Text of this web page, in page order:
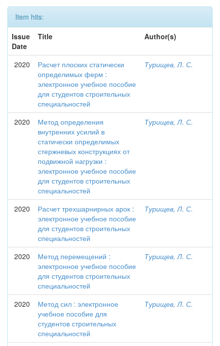
Item hits:
Issue
Date
Title Author(s)
2020
Расчет плоских статически
определимых ферм :
электронное учебное пособие
для студентов строительных
специальностей
Турищев, Л. С.
2020
Метод определения
внутренних усилий в
статически определимых
стержневых конструкциях от
подвижной нагрузки :
электронное учебное пособие
для студентов строительных
специальностей
Турищев, Л. С.
2020
Расчет трехшарнирных арок :
электронное учебное пособие
для студентов строительных
специальностей
Турищев, Л. С.
2020
Метод перемещений :
электронное учебное пособие
для студентов строительных
специальностей
Турищев, Л. С.
2020
Метод сил : электронное
учебное пособие для
студентов строительных
специальностей
Турищев, Л. С.